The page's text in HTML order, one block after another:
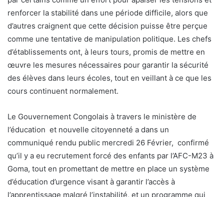
renforcer la stabilité dans une période difficile, alors que
d’autres craignent que cette décision puisse être perçue
comme une tentative de manipulation politique. Les chefs
d’établissements ont, à leurs tours, promis de mettre en
œuvre les mesures nécessaires pour garantir la sécurité
des élèves dans leurs écoles, tout en veillant à ce que les
cours continuent normalement.
Le Gouvernement Congolais à travers le ministère de
l’éducation et nouvelle citoyenneté a dans un
communiqué rendu public mercredi 26 Février, confirmé
qu’il y a eu recrutement forcé des enfants par l’AFC-M23 à
Goma, tout en promettant de mettre en place un système
d’éducation d’urgence visant à garantir l’accès à
l’apprentissage malgré l’instabilité, et un programme qui